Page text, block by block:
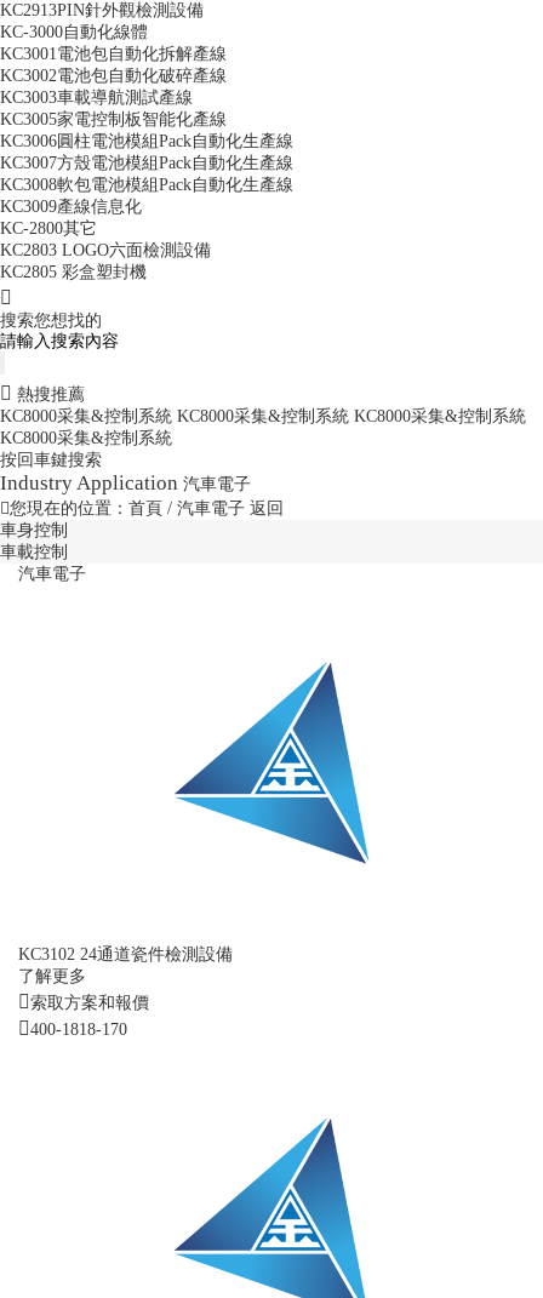
KC2913PIN針外觀檢測設備
KC-3000自動化線體
KC3001電池包自動化拆解產線
KC3002電池包自動化破碎產線
KC3003車載導航測試產線
KC3005家電控制板智能化產線
KC3006圓柱電池模組Pack自動化生產線
KC3007方殼電池模組Pack自動化生產線
KC3008軟包電池模組Pack自動化生產線
KC3009產線信息化
KC-2800其它
KC2803 LOGO六面檢測設備
KC2805 彩盒塑封機
搜索您想找的
熱搜推薦
KC8000采集&控制系統 KC8000采集&控制系統 KC8000采集&控制系統
KC8000采集&控制系統
按回車鍵搜索
Industry Application 汽車電子
您現在的位置： 首頁 / 汽車電子 返回
車身控制
車載控制
汽車電子
KC3102 24通道瓷件檢測設備
了解更多
索取方案和報價
400-1818-170